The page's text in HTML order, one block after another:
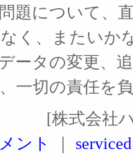
題について、
く、またいか
ータの変更、
一切の責任を
[株式会社
ント